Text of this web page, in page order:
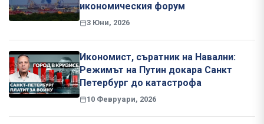
икономическия форум
3 Юни, 2026
Икономист, съратник на Навални:
Режимът на Путин докара Санкт
Петербург до катастрофа
10 Февруари, 2026